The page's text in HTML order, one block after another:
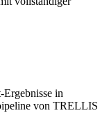
in
von TRELLIS